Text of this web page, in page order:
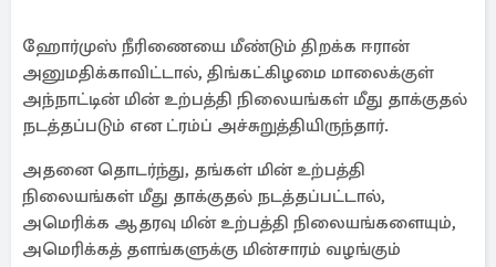
ஹோர்முஸ் நீரிணையை மீண்டும் திறக்க ஈரான்
அனுமதிக்காவிட்டால், திங்கட்கிழமை மாலைக்குள்
அந்நாட்டின் மின் உற்பத்தி நிலையங்கள் மீது தாக்குதல்
நடத்தப்படும் என ட்ரம்ப் அச்சுறுத்தியிருந்தார்.
அதனை தொடர்ந்து, தங்கள் மின் உற்பத்தி
நிலையங்கள் மீது தாக்குதல் நடத்தப்பட்டால்,
அமெரிக்க ஆதரவு மின் உற்பத்தி நிலையங்களையும்,
அமெரிக்கத் தளங்களுக்கு மின்சாரம் வழங்கும்